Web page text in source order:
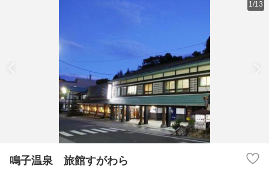
1/13
鳴子温泉 旅館すがわら